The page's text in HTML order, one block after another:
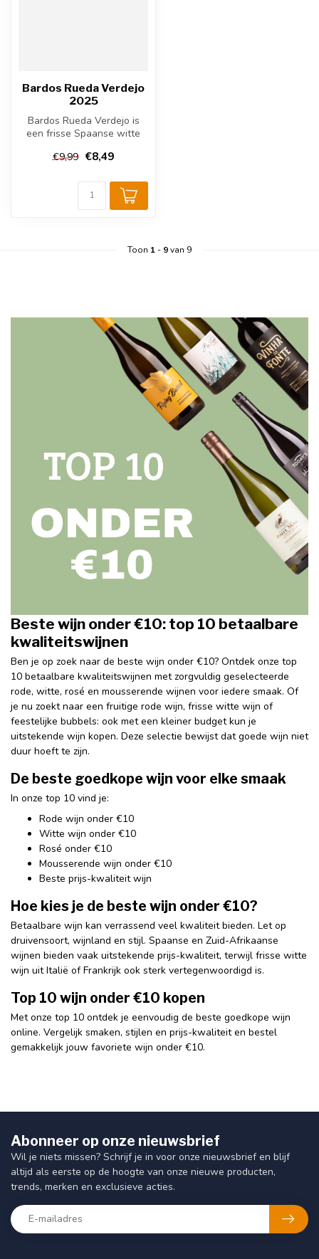
Bardos Rueda Verdejo
2025
Bardos Rueda Verdejo is
een frisse Spaanse witte
Gemaak...
€9,99 €8,49
Toon 1- 9van 9
Beste wijn onder €10: top 10 betaalbare
kwaliteitswijnen
Ben je op zoek naar de beste wijn onder €10? Ontdek onze top
10 betaalbare kwaliteitswijnen met zorgvuldig geselecteerde
rode, witte, rosé en mousserende wijnen voor iedere smaak. Of
je nu zoekt naar een fruitige rode wijn, frisse witte wijn of
feestelijke bubbels: ook met een kleiner budget kun je
uitstekende wijn kopen. Deze selectie bewijst dat goede wijn niet
duur hoeft te zijn.
De beste goedkope wijn voor elke smaak
In onze top 10 vind je:
Rode wijn onder €10
Witte wijn onder €10
Rosé onder €10
Mousserende wijn onder €10
Beste prijs-kwaliteit wijn
Hoe kies je de beste wijn onder €10?
Betaalbare wijn kan verrassend veel kwaliteit bieden. Let op
druivensoort, wijnland en stijl. Spaanse en Zuid-Afrikaanse
wijnen bieden vaak uitstekende prijs-kwaliteit, terwijl frisse witte
wijn uit Italië of Frankrijk ook sterk vertegenwoordigd is.
Top 10 wijn onder €10 kopen
Met onze top 10 ontdek je eenvoudig de beste goedkope wijn
online. Vergelijk smaken, stijlen en prijs-kwaliteit en bestel
gemakkelijk jouw favoriete wijn onder €10.
Abonneer op onze nieuwsbrief
Wil je niets missen? Schrijf je in voor onze nieuwsbrief en blijf
altijd als eerste op de hoogte van onze nieuwe producten,
trends, merken en exclusieve acties.